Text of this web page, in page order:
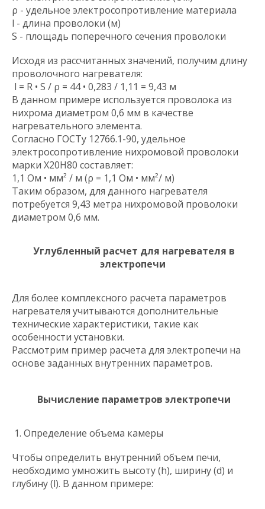
ρ - удельное электросопротивление материала
l - длина проволоки (м)
S - площадь поперечного сечения проволоки
Исходя из рассчитанных значений, получим длину
проволочного нагревателя:
l = R • S / ρ = 44 • 0,283 / 1,11 = 9,43 м
В данном примере используется проволока из
нихрома диаметром 0,6 мм в качестве
нагревательного элемента.
Согласно ГОСТу 12766.1-90, удельное
электросопротивление нихромовой проволоки
марки Х20Н80 составляет:
1,1 Ом • мм² / м (ρ = 1,1 Ом • мм²/ м)
Таким образом, для данного нагревателя
потребуется 9,43 метра нихромовой проволоки
диаметром 0,6 мм.
Углубленный расчет для нагревателя в
электропечи
Для более комплексного расчета параметров
нагревателя учитываются дополнительные
технические характеристики, такие как
особенности установки.
Рассмотрим пример расчета для электропечи на
основе заданных внутренних параметров.
Вычисление параметров электропечи
1. Определение объема камеры
Чтобы определить внутренний объем печи,
необходимо умножить высоту (h), ширину (d) и
глубину (l). В данном примере: